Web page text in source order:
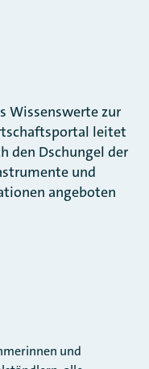
Wissenswerte zur
leitet
den Dschungel der
und
angeboten
und